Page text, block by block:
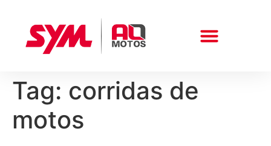
Tag: corridas de
motos